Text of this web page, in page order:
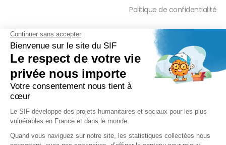
Politique de confidentialité
FAQ
Réduction Fiscale
Ramadan 2026
Zakât Al Maal
Intérêts Bancaires
Parrainage Individuel
Waqf
PRESSE ET PARTENAIRE
Contact Presse
Communiqués de Presse
Actualités Presse